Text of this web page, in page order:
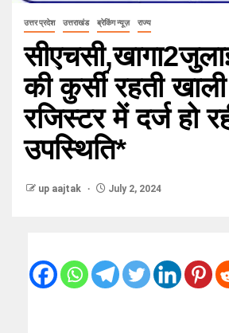
उत्तर प्रदेश उत्तराखंड ब्रेकिंग न्यूज़ राज्य
की कुर्सी रहती
रजिस्टर में दर्ज हो
उपस्थिति*
up aajtak July 2, 2024